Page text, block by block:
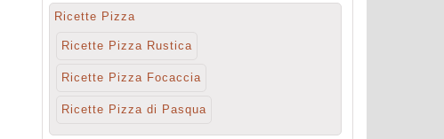
Ricette Pizza
Ricette Pizza Rustica
Ricette Pizza Focaccia
Ricette Pizza di Pasqua